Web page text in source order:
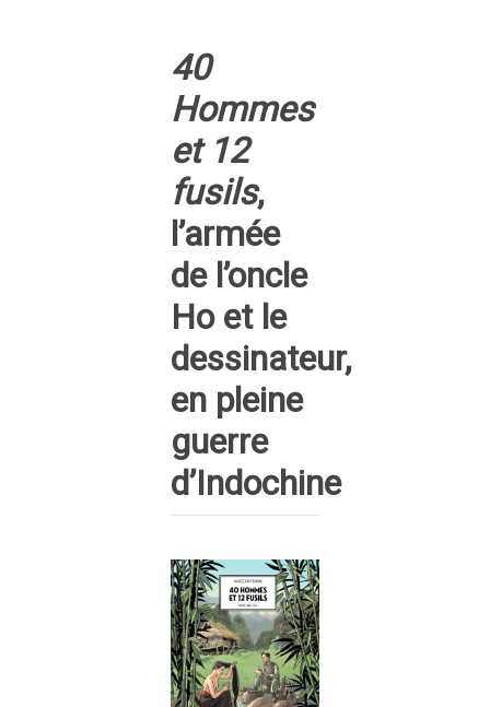
40
Hommes
et 12
fusils,
l’armée
de l’oncle
Ho et le
dessinateur,
en pleine
guerre
d’Indochine